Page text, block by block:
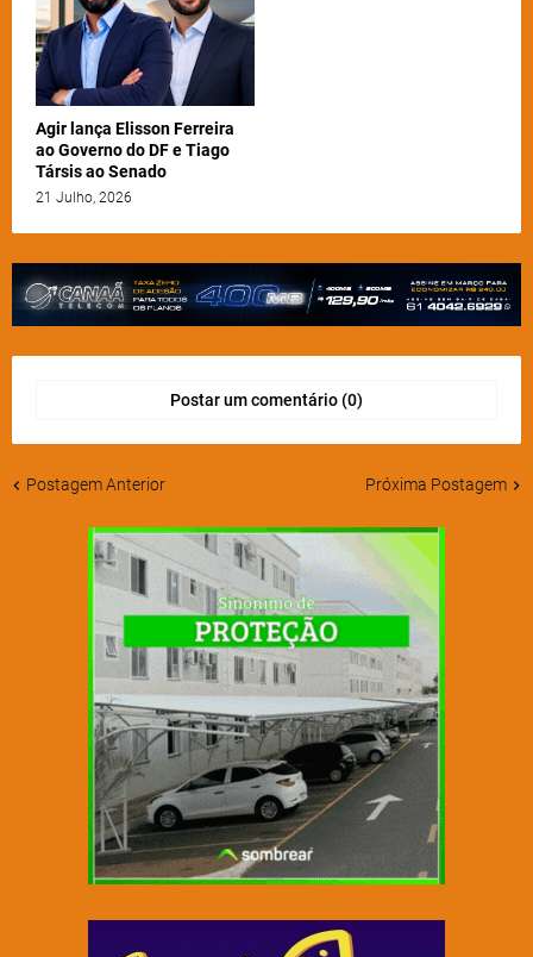
Agir lança Elisson Ferreira
ao Governo do DF e Tiago
Társis ao Senado
21 Julho, 2026
Postar um comentário (0)
Postagem Anterior Próxima Postagem